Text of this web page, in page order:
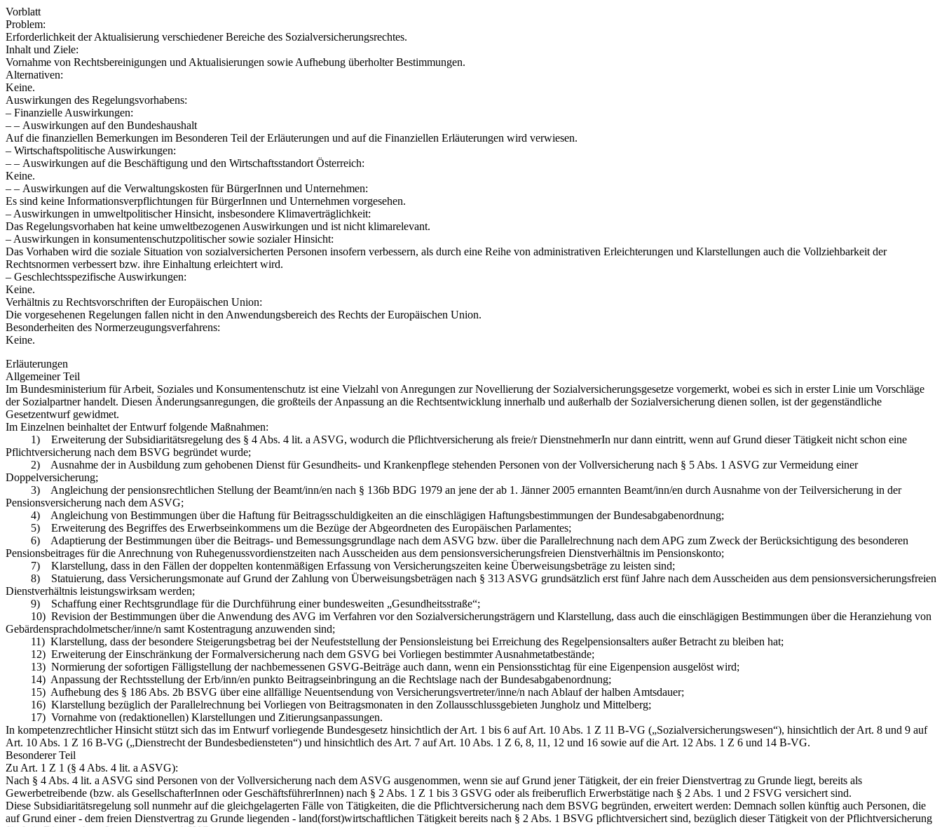
Vorblatt
Problem:
Erforderlichkeit der Aktualisierung verschiedener Bereiche des Sozialversicherungsrechtes.
Inhalt und Ziele:
Vornahme von Rechtsbereinigungen und Aktualisierungen sowie Aufhebung überholter Bestimmungen.
Alternativen:
Keine.
Auswirkungen des Regelungsvorhabens:
– Finanzielle Auswirkungen:
– – Auswirkungen auf den Bundeshaushalt
Auf die finanziellen Bemerkungen im Besonderen Teil der Erläuterungen und auf die Finanziellen Erläuterungen wird verwiesen.
– Wirtschaftspolitische Auswirkungen:
– – Auswirkungen auf die Beschäftigung und den Wirtschaftsstandort Österreich:
Keine.
– – Auswirkungen auf die Verwaltungskosten für BürgerInnen und Unternehmen:
Es sind keine Informationsverpflichtungen für BürgerInnen und Unternehmen vorgesehen.
– Auswirkungen in umweltpolitischer Hinsicht, insbesondere Klimaverträglichkeit:
Das Regelungsvorhaben hat keine umweltbezogenen Auswirkungen und ist nicht klimarelevant.
– Auswirkungen in konsumentenschutzpolitischer sowie sozialer Hinsicht:
Das Vorhaben wird die soziale Situation von sozialversicherten Personen insofern verbessern, als durch eine Reihe von administrativen Erleichterungen und Klarstellungen auch die Vollziehbarkeit der
Rechtsnormen verbessert bzw. ihre Einhaltung erleichtert wird.
– Geschlechtsspezifische Auswirkungen:
Keine.
Verhältnis zu Rechtsvorschriften der Europäischen Union:
Die vorgesehenen Regelungen fallen nicht in den Anwendungsbereich des Rechts der Europäischen Union.
Besonderheiten des Normerzeugungsverfahrens:
Keine.
Erläuterungen
Allgemeiner Teil
Im Bundesministerium für Arbeit, Soziales und Konsumentenschutz ist eine Vielzahl von Anregungen zur Novellierung der Sozialversicherungsgesetze vorgemerkt, wobei es sich in erster Linie um Vorschläge
der Sozialpartner handelt. Diesen Änderungsanregungen, die großteils der Anpassung an die Rechtsentwicklung innerhalb und außerhalb der Sozialversicherung dienen sollen, ist der gegenständliche
Gesetzentwurf gewidmet.
Im Einzelnen beinhaltet der Entwurf folgende Maßnahmen:
1) Erweiterung der Subsidiaritätsregelung des § 4 Abs. 4 lit. a ASVG, wodurch die Pflichtversicherung als freie/r DienstnehmerIn nur dann eintritt, wenn auf Grund dieser Tätigkeit nicht schon eine
Pflichtversicherung nach dem BSVG begründet wurde;
2) Ausnahme der in Ausbildung zum gehobenen Dienst für Gesundheits- und Krankenpflege stehenden Personen von der Vollversicherung nach § 5 Abs. 1 ASVG zur Vermeidung einer
Doppelversicherung;
3) Angleichung der pensionsrechtlichen Stellung der Beamt/inn/en nach § 136b BDG 1979 an jene der ab 1. Jänner 2005 ernannten Beamt/inn/en durch Ausnahme von der Teilversicherung in der
Pensionsversicherung nach dem ASVG;
4) Angleichung von Bestimmungen über die Haftung für Beitragsschuldigkeiten an die einschlägigen Haftungsbestimmungen der Bundesabgabenordnung;
5) Erweiterung des Begriffes des Erwerbseinkommens um die Bezüge der Abgeordneten des Europäischen Parlamentes;
6) Adaptierung der Bestimmungen über die Beitrags- und Bemessungsgrundlage nach dem ASVG bzw. über die Parallelrechnung nach dem APG zum Zweck der Berücksichtigung des besonderen
Pensionsbeitrages für die Anrechnung von Ruhegenussvordienstzeiten nach Ausscheiden aus dem pensionsversicherungsfreien Dienstverhältnis im Pensionskonto;
7) Klarstellung, dass in den Fällen der doppelten kontenmäßigen Erfassung von Versicherungszeiten keine Überweisungsbeträge zu leisten sind;
8) Statuierung, dass Versicherungsmonate auf Grund der Zahlung von Überweisungsbeträgen nach § 313 ASVG grundsätzlich erst fünf Jahre nach dem Ausscheiden aus dem pensionsversicherungsfreien
Dienstverhältnis leistungswirksam werden;
9) Schaffung einer Rechtsgrundlage für die Durchführung einer bundesweiten „Gesundheitsstraße“;
10) Revision der Bestimmungen über die Anwendung des AVG im Verfahren vor den Sozialversicherungsträgern und Klarstellung, dass auch die einschlägigen Bestimmungen über die Heranziehung von
Gebärdensprachdolmetscher/inne/n samt Kostentragung anzuwenden sind;
11) Klarstellung, dass der besondere Steigerungsbetrag bei der Neufeststellung der Pensionsleistung bei Erreichung des Regelpensionsalters außer Betracht zu bleiben hat;
12) Erweiterung der Einschränkung der Formalversicherung nach dem GSVG bei Vorliegen bestimmter Ausnahmetatbestände;
13) Normierung der sofortigen Fälligstellung der nachbemessenen GSVG-Beiträge auch dann, wenn ein Pensionsstichtag für eine Eigenpension ausgelöst wird;
14) Anpassung der Rechtsstellung der Erb/inn/en punkto Beitragseinbringung an die Rechtslage nach der Bundesabgabenordnung;
15) Aufhebung des § 186 Abs. 2b BSVG über eine allfällige Neuentsendung von Versicherungsvertreter/inne/n nach Ablauf der halben Amtsdauer;
16) Klarstellung bezüglich der Parallelrechnung bei Vorliegen von Beitragsmonaten in den Zollausschlussgebieten Jungholz und Mittelberg;
17) Vornahme von (redaktionellen) Klarstellungen und Zitierungsanpassungen.
In kompetenzrechtlicher Hinsicht stützt sich das im Entwurf vorliegende Bundesgesetz hinsichtlich der Art. 1 bis 6 auf Art. 10 Abs. 1 Z 11 B‑VG („Sozialversicherungswesen“), hinsichtlich der Art. 8 und 9 auf
Art. 10 Abs. 1 Z 16 B‑VG („Dienstrecht der Bundesbediensteten“) und hinsichtlich des Art. 7 auf Art. 10 Abs. 1 Z 6, 8, 11, 12 und 16 sowie auf die Art. 12 Abs. 1 Z 6 und 14 B‑VG.
Besonderer Teil
Zu Art. 1 Z 1 (§ 4 Abs. 4 lit. a ASVG):
Nach § 4 Abs. 4 lit. a ASVG sind Personen von der Vollversicherung nach dem ASVG ausgenommen, wenn sie auf Grund jener Tätigkeit, der ein freier Dienstvertrag zu Grunde liegt, bereits als
Gewerbetreibende (bzw. als GesellschafterInnen oder GeschäftsführerInnen) nach § 2 Abs. 1 Z 1 bis 3 GSVG oder als freiberuflich Erwerbstätige nach § 2 Abs. 1 und 2 FSVG versichert sind.
Diese Subsidiaritätsregelung soll nunmehr auf die gleichgelagerten Fälle von Tätigkeiten, die die Pflichtversicherung nach dem BSVG begründen, erweitert werden: Demnach sollen künftig auch Personen, die
auf Grund einer - dem freien Dienstvertrag zu Grunde liegenden - land(forst)wirtschaftlichen Tätigkeit bereits nach § 2 Abs. 1 BSVG pflichtversichert sind, bezüglich dieser Tätigkeit von der Pflichtversicherung